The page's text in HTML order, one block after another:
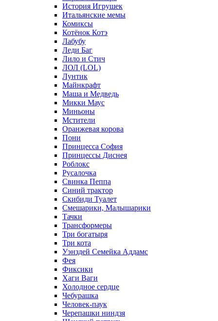
История Игрушек
Итальянские мемы
Комиксы
Котёнок Котэ
Лабубу
Леди Баг
Лило и Стич
ЛОЛ (LOL)
Лунтик
Майнкрафт
Маша и Медведь
Микки Маус
Миньоны
Мстители
Оранжевая корова
Пони
Принцесса София
Принцессы Диснея
Роблокс
Русалочка
Свинка Пеппа
Синий трактор
Скибиди Туалет
Смешарики, Малышарики
Тачки
Трансформеры
Три богатыря
Три кота
Уэнздей Семейка Аддамс
Фея
Фиксики
Хаги Ваги
Холодное сердце
Чебурашка
Человек-паук
Черепашки ниндзя